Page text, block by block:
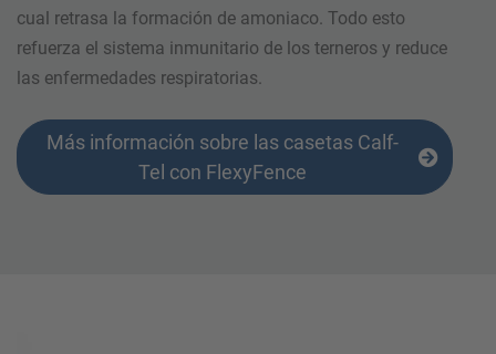
cual retrasa la formación de amoniaco. Todo esto
refuerza el sistema inmunitario de los terneros y reduce
las enfermedades respiratorias.
Más información sobre las casetas Calf-
Tel con FlexyFence